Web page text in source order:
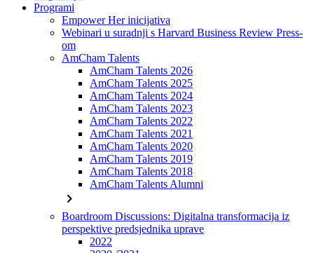
Programi
Empower Her inicijativa
Webinari u suradnji s Harvard Business Review Press-
om
AmCham Talents
AmCham Talents 2026
AmCham Talents 2025
AmCham Talents 2024
AmCham Talents 2023
AmCham Talents 2022
AmCham Talents 2021
AmCham Talents 2020
AmCham Talents 2019
AmCham Talents 2018
AmCham Talents Alumni
chevron_right
Boardroom Discussions: Digitalna transformacija iz
perspektive predsjednika uprave
2022